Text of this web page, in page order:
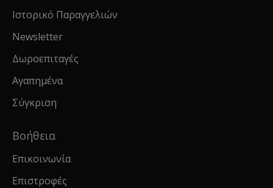
Ιστορικό Παραγγελιών
Newsletter
Δωροεπιταγές
Αγαπημένα
Σύγκριση
Βοήθεια
Επικοινωνία
Επιστροφές